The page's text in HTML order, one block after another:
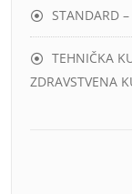
STANDARD
TEHNIČKA
ZDRAVSTVENA